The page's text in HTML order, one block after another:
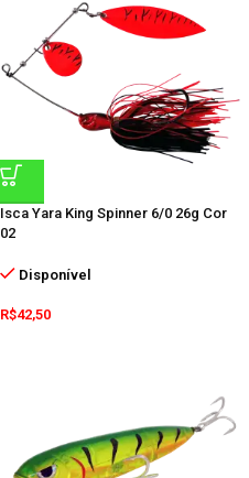
Isca Yara King Spinner 6/0 26g Cor
02
Disponível
R$42,50